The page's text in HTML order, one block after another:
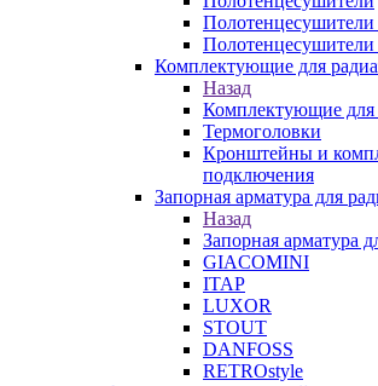
Полотенцесушители
Комплектующие для
Назад
Комплектующие для
Термоголовки
Кронштейны и
подключения
Запорная арматура для
Назад
Запорная арматура
GIACOMINI
ITAP
LUXOR
STOUT
DANFOSS
RETROstyle